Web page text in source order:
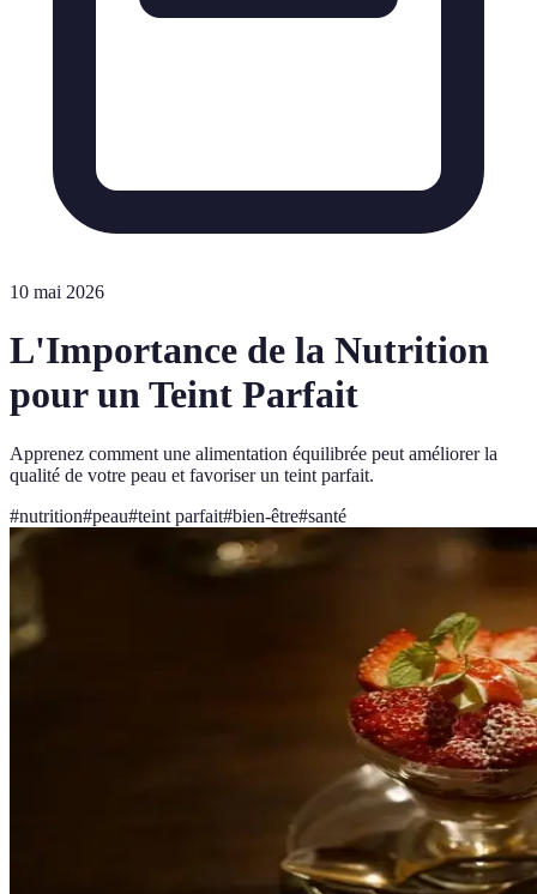
10 mai 2026
L'Importance de la Nutrition
pour un Teint Parfait
Apprenez comment une alimentation équilibrée peut améliorer la
qualité de votre peau et favoriser un teint parfait.
#nutrition#peau#teint parfait#bien-être#santé